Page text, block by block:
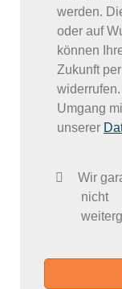
werden.
oder auf
können
Zukunft
Umgang
unserer
Wir
nicht